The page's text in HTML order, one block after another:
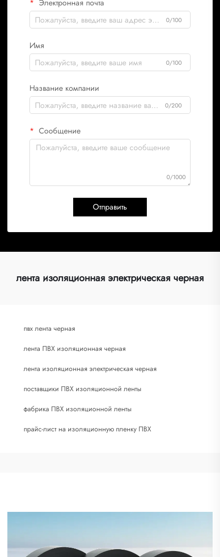
Электронная почта
0/100
Имя
0/100
Название компании
0/200
Сообщение
0/1000
Отправить
лента изоляционная электрическая черная
пвх лента черная
лента ПВХ изоляционная черная
лента изоляционная электрическая черная
поставщики ПВХ изоляционной ленты
фабрика ПВХ изоляционной ленты
прайс-лист на изоляционную пленку ПВХ